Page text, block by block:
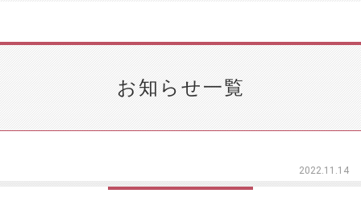
お知らせ一覧
2022.11.14